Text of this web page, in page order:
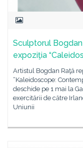
Sculptorul
expoziţia
Artistul Bogdan Raţă
“Kaleidoscope:
deschide pe 1 mai la
exercitării de către
Uniunii